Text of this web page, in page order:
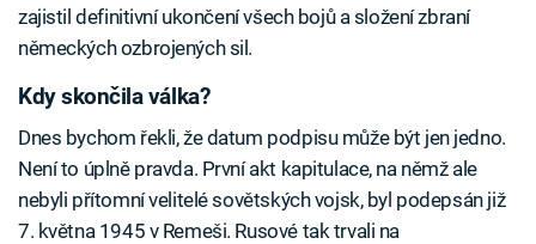
zajistil definitivní ukončení všech bojů a složení zbraní
německých ozbrojených sil.
Kdy skončila válka?
Dnes bychom řekli, že datum podpisu může být jen jedno.
Není to úplně pravda. První akt kapitulace, na němž ale
nebyli přítomní velitelé sovětských vojsk, byl podepsán již
7. května 1945 v Remeši. Rusové tak trvali na